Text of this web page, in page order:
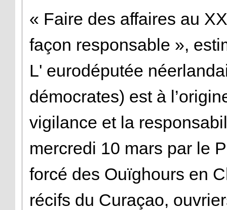
« Faire des affaires au
façon responsable »,
L' eurodéputée
démocrates) est à
vigilance et la
mercredi 10 mars par le
forcé des Ouïghours en
récifs du Curaçao,